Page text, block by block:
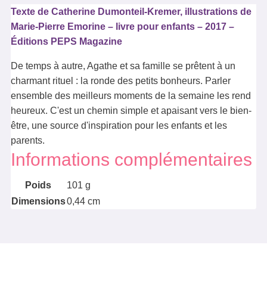
Texte de Catherine Dumonteil-Kremer, illustrations de
Marie-Pierre Emorine – livre pour enfants – 2017 –
Éditions PEPS Magazine
De temps à autre, Agathe et sa famille se prêtent à un
charmant rituel : la ronde des petits bonheurs. Parler
ensemble des meilleurs moments de la semaine les rend
heureux. C'est un chemin simple et apaisant vers le bien-
être, une source d'inspiration pour les enfants et les
parents.
Informations complémentaires
Poids
101 g
Dimensions0,44 cm